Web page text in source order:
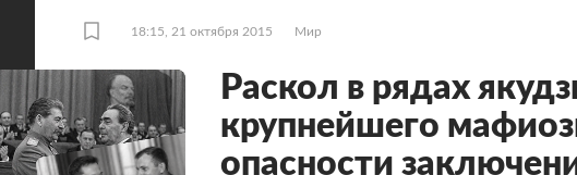
18:15, 21 октября 2015 Мир
Раскол в рядах
крупнейшего
опасности